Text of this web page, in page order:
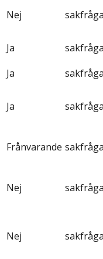
Nej
Ja
Ja
Ja
Frånvarande
Nej
Nej